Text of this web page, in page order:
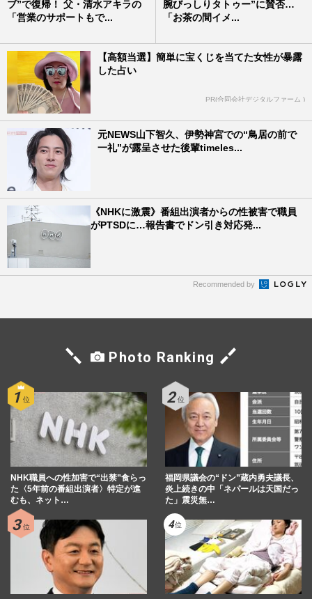
ブ”で復帰！ 父・清水アキラの
「営業のサポートもで...
腕びっしりタトゥー”に賛否…
「お茶の間イメ...
【高額当選】簡単に宝くじを当てた女性が暴露
した占い
PR(合同会社デジタルファーム )
元NEWS山下智久、伊勢神宮での“鳥居の前で
一礼”が露呈させた後輩timeles...
《NHKに激震》番組出演者からの性被害で職員
がPTSDに…報告書でドン引き対応発...
Recommended by
Photo Ranking
NHK職員への性加害で“出禁”食らっ
た〈5年前の番組出演者〉特定が進
むも、ネット…
福岡県議会の“ドン”蔵内勇夫議長、
炎上続きの中「ネパールは天国だっ
た」震災無…